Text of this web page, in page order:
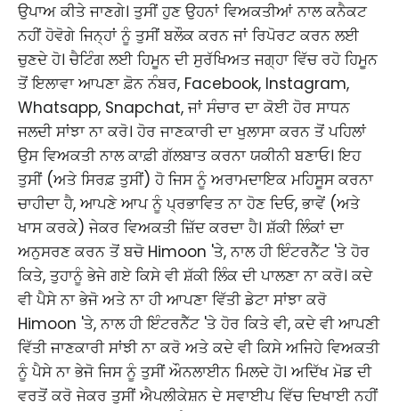
ਉਪਾਅ ਕੀਤੇ ਜਾਣਗੇ। ਤੁਸੀਂ ਹੁਣ ਉਹਨਾਂ ਵਿਅਕਤੀਆਂ ਨਾਲ ਕਨੈਕਟ
ਨਹੀਂ ਹੋਵੋਗੇ ਜਿਨ੍ਹਾਂ ਨੂੰ ਤੁਸੀਂ ਬਲੌਕ ਕਰਨ ਜਾਂ ਰਿਪੋਰਟ ਕਰਨ ਲਈ
ਚੁਣਦੇ ਹੋ। ਚੈਟਿੰਗ ਲਈ ਹਿਮੂਨ ਦੀ ਸੁਰੱਖਿਅਤ ਜਗ੍ਹਾ ਵਿੱਚ ਰਹੋ ਹਿਮੂਨ
ਤੋਂ ਇਲਾਵਾ ਆਪਣਾ ਫ਼ੋਨ ਨੰਬਰ, Facebook, Instagram,
Whatsapp, Snapchat, ਜਾਂ ਸੰਚਾਰ ਦਾ ਕੋਈ ਹੋਰ ਸਾਧਨ
ਜਲਦੀ ਸਾਂਝਾ ਨਾ ਕਰੋ। ਹੋਰ ਜਾਣਕਾਰੀ ਦਾ ਖੁਲਾਸਾ ਕਰਨ ਤੋਂ ਪਹਿਲਾਂ
ਉਸ ਵਿਅਕਤੀ ਨਾਲ ਕਾਫ਼ੀ ਗੱਲਬਾਤ ਕਰਨਾ ਯਕੀਨੀ ਬਣਾਓ। ਇਹ
ਤੁਸੀਂ (ਅਤੇ ਸਿਰਫ਼ ਤੁਸੀਂ) ਹੋ ਜਿਸ ਨੂੰ ਅਰਾਮਦਾਇਕ ਮਹਿਸੂਸ ਕਰਨਾ
ਚਾਹੀਦਾ ਹੈ, ਆਪਣੇ ਆਪ ਨੂੰ ਪ੍ਰਭਾਵਿਤ ਨਾ ਹੋਣ ਦਿਓ, ਭਾਵੇਂ (ਅਤੇ
ਖਾਸ ਕਰਕੇ) ਜੇਕਰ ਵਿਅਕਤੀ ਜ਼ਿੱਦ ਕਰਦਾ ਹੈ। ਸ਼ੱਕੀ ਲਿੰਕਾਂ ਦਾ
ਅਨੁਸਰਣ ਕਰਨ ਤੋਂ ਬਚੋ Himoon 'ਤੇ, ਨਾਲ ਹੀ ਇੰਟਰਨੈੱਟ 'ਤੇ ਹੋਰ
ਕਿਤੇ, ਤੁਹਾਨੂੰ ਭੇਜੇ ਗਏ ਕਿਸੇ ਵੀ ਸ਼ੱਕੀ ਲਿੰਕ ਦੀ ਪਾਲਣਾ ਨਾ ਕਰੋ। ਕਦੇ
ਵੀ ਪੈਸੇ ਨਾ ਭੇਜੋ ਅਤੇ ਨਾ ਹੀ ਆਪਣਾ ਵਿੱਤੀ ਡੇਟਾ ਸਾਂਝਾ ਕਰੋ
Himoon 'ਤੇ, ਨਾਲ ਹੀ ਇੰਟਰਨੈੱਟ 'ਤੇ ਹੋਰ ਕਿਤੇ ਵੀ, ਕਦੇ ਵੀ ਆਪਣੀ
ਵਿੱਤੀ ਜਾਣਕਾਰੀ ਸਾਂਝੀ ਨਾ ਕਰੋ ਅਤੇ ਕਦੇ ਵੀ ਕਿਸੇ ਅਜਿਹੇ ਵਿਅਕਤੀ
ਨੂੰ ਪੈਸੇ ਨਾ ਭੇਜੋ ਜਿਸ ਨੂੰ ਤੁਸੀਂ ਔਨਲਾਈਨ ਮਿਲਦੇ ਹੋ। ਅਦਿੱਖ ਮੋਡ ਦੀ
ਵਰਤੋਂ ਕਰੋ ਜੇਕਰ ਤੁਸੀਂ ਐਪਲੀਕੇਸ਼ਨ ਦੇ ਸਵਾਈਪ ਵਿੱਚ ਦਿਖਾਈ ਨਹੀਂ